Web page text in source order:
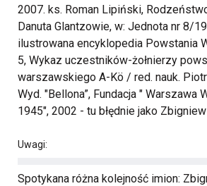
2007. ks. Roman Lipiński,
Danuta Glantzowie, w: Jednota nr 8/
ilustrowana encyklopedia Powstania
5, Wykaz uczestników-żołnierzy
warszawskiego A-Kö / red. nauk.
Wyd. "Bellona”, Fundacja " Warszawa
1945", 2002 - tu błędnie jako
Uwagi:
Spotykana różna kolejność imion: